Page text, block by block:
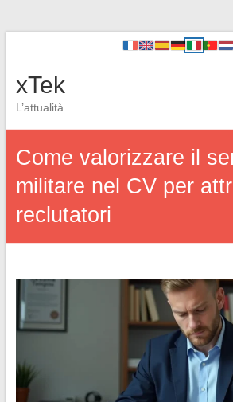
xTek
L’attualità
Come valorizzare il
militare nel CV per
reclutatori